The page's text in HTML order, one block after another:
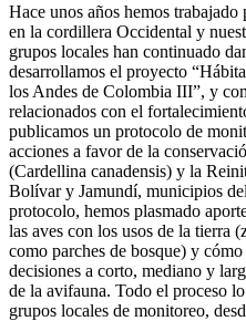
Hace unos años hemos
en la cordillera Occidental y
grupos locales han continuado
desarrollamos el proyecto
los Andes de Colombia III”, y
relacionados con el
publicamos un protocolo de
acciones a favor de la
(Cardellina canadensis) y la
Bolívar y Jamundí, municipios
protocolo, hemos plasmado
las aves con los usos de la tierra
como parches de bosque) y
decisiones a corto, mediano y
de la avifauna. Todo el proceso
grupos locales de monitoreo,